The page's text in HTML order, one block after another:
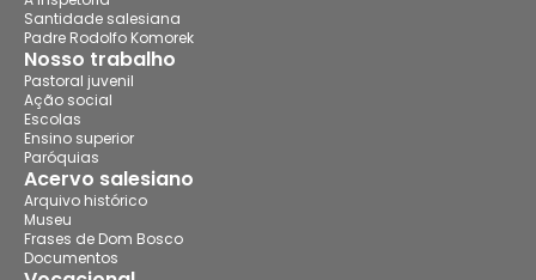
Santidade salesiana
Padre Rodolfo Komorek
Nosso trabalho
Pastoral juvenil
Ação social
Escolas
Ensino superior
Paróquias
Acervo salesiano
Arquivo histórico
Museu
Frases de Dom Bosco
Documentos